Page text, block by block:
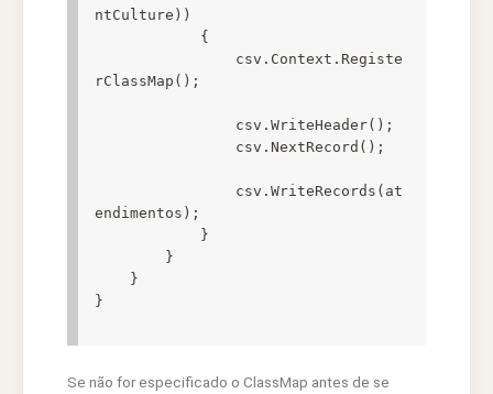
ntCulture))
rClassMap();
endimentos);
Se não for especificado o ClassMap antes de se